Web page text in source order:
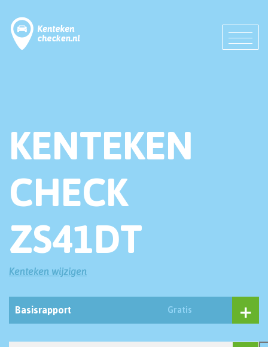
KENTEKEN
CHECK
ZS41DT
Kenteken wijzigen
Basisrapport Gratis